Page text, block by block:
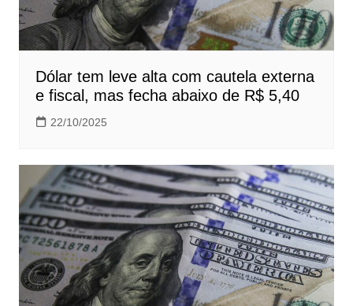
Dólar tem leve alta com cautela externa
e fiscal, mas fecha abaixo de R$ 5,40
22/10/2025